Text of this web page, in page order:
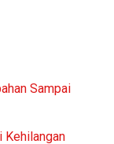
Sampai
Kehilangan